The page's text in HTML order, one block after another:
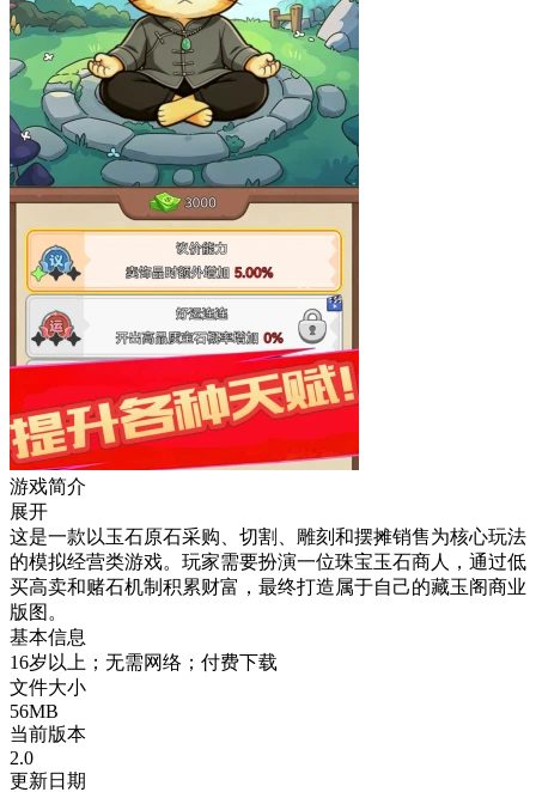
游戏简介
展开
这是一款以玉石原石采购、切割、雕刻和摆摊销售为核心玩法
的模拟经营类游戏。玩家需要扮演一位珠宝玉石商人，通过低
买高卖和赌石机制积累财富，最终打造属于自己的藏玉阁商业
版图。
基本信息
16岁以上；无需网络；付费下载
文件大小
56MB
当前版本
2.0
更新日期